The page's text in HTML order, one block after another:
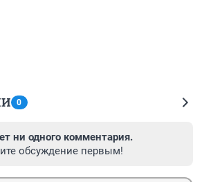
0
ни одного комментария.
обсуждение первым!